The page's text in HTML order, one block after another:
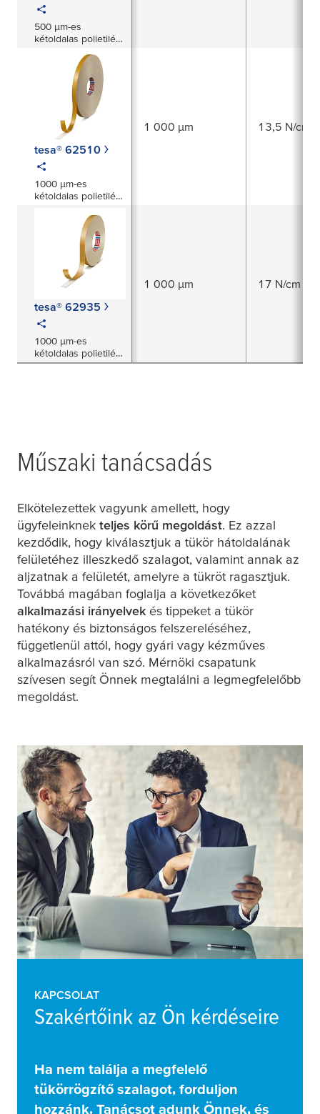
500 µm-es
kétoldalas polietilén
tesa® 62510
1000 µm-es
kétoldalas polietilén
1 000 µm 13,5 N/cm
tesa® 62935
1000 μm-es
kétoldalas polietilén
habhordozós szalag
1 000 µm 17 N/cm
Műszaki tanácsadás
Elkötelezettek vagyunk amellett, hogy
ügyfeleinknek teljes körű megoldást. Ez azzal
kezdődik, hogy kiválasztjuk a tükör hátoldalának
felületéhez illeszkedő szalagot, valamint annak az
aljzatnak a felületét, amelyre a tükröt ragasztjuk.
Továbbá magában foglalja a következőket
alkalmazási irányelvek és tippeket a tükör
hatékony és biztonságos felszereléséhez,
függetlenül attól, hogy gyári vagy kézműves
alkalmazásról van szó. Mérnöki csapatunk
szívesen segít Önnek megtalálni a legmegfelelőbb
megoldást.
KAPCSOLAT
Szakértőink az Ön kérdéseire
Ha nem találja a megfelelő
tükörrögzítő szalagot, forduljon
hozzánk. Tanácsot adunk Önnek, és